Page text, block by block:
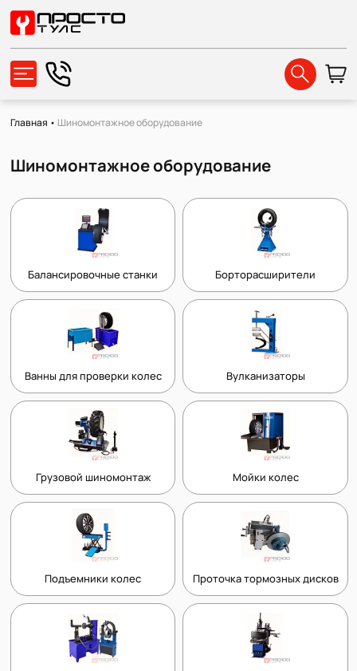
Главная • Шиномонтажное оборудование
Шиномонтажное оборудование
Балансировочные станки Борторасширители
Ванны для проверки колес Вулканизаторы
Грузовой шиномонтаж Мойки колес
Подъемники колес Проточка тормозных дисков